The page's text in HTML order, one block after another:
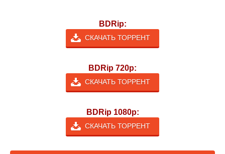
BDRip:
СКАЧАТЬ ТОРРЕНТ
BDRip 720p:
СКАЧАТЬ ТОРРЕНТ
BDRip 1080p:
СКАЧАТЬ ТОРРЕНТ